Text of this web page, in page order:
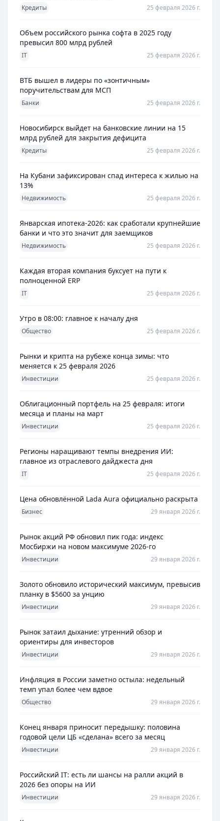
Кредиты 25 февраля 2026 г.
Объем российского рынка софта в 2025 году
превысил 800 млрд рублей
IT 25 февраля 2026 г.
ВТБ вышел в лидеры по «зонтичным»
поручительствам для МСП
Банки 25 февраля 2026 г.
Новосибирск выйдет на банковские линии на 15
млрд рублей для закрытия дефицита
Кредиты 25 февраля 2026 г.
На Кубани зафиксирован спад интереса к жилью на
13%
Недвижимость 25 февраля 2026 г.
Январская ипотека-2026: как сработали крупнейшие
банки и что это значит для заемщиков
Недвижимость 25 февраля 2026 г.
Каждая вторая компания буксует на пути к
полноценной ERP
IT 25 февраля 2026 г.
Утро в 08:00: главное к началу дня
Общество 25 февраля 2026 г.
Рынки и крипта на рубеже конца зимы: что
меняется к 25 февраля 2026
Инвестиции 25 февраля 2026 г.
Облигационный портфель на 25 февраля: итоги
месяца и планы на март
Инвестиции 25 февраля 2026 г.
Регионы наращивают темпы внедрения ИИ:
главное из отраслевого дайджеста дня
IT 25 февраля 2026 г.
Цена обновлённой Lada Aura официально раскрыта
Бизнес 29 января 2026 г.
Рынок акций РФ обновил пик года: индекс
Мосбиржи на новом максимуме 2026-го
Инвестиции 29 января 2026 г.
Золото обновило исторический максимум, превысив
планку в $5600 за унцию
Инвестиции 29 января 2026 г.
Рынок затаил дыхание: утренний обзор и
ориентиры для инвесторов
Инвестиции 29 января 2026 г.
Инфляция в России заметно остыла: недельный
темп упал более чем вдвое
Общество 29 января 2026 г.
Конец января приносит передышку: половина
годовой цели ЦБ «сделана» всего за месяц
Инвестиции 29 января 2026 г.
Российский IT: есть ли шансы на ралли акций в
2026 без опоры на ИИ
Инвестиции 29 января 2026 г.